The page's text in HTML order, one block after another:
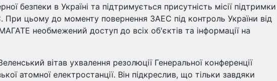
безпеки в Україні та підтримується присутність місії підтримки
цьому до моменту повернення ЗАЕС під контроль України від
необмежений доступ до всіх об'єктів та інформації на
вітав ухвалення резолюції Генеральної конференції
атомної електростанції. Він підкреслив, що тільки завдяки